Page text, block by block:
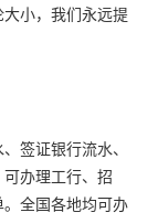
小，我们永远提
签证银行流水、
办理工行、招
全国各地均可办